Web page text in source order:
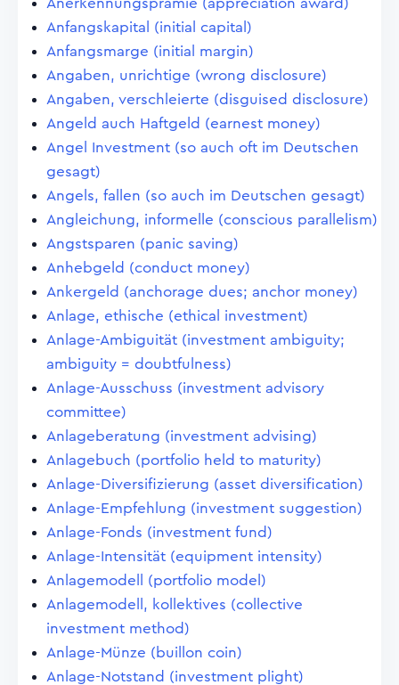
Anerkennungsprämie (appreciation award)
Anfangskapital (initial capital)
Anfangsmarge (initial margin)
Angaben, unrichtige (wrong disclosure)
Angaben, verschleierte (disguised disclosure)
Angeld auch Haftgeld (earnest money)
Angel Investment (so auch oft im Deutschen
gesagt)
Angels, fallen (so auch im Deutschen gesagt)
Angleichung, informelle (conscious parallelism)
Angstsparen (panic saving)
Anhebgeld (conduct money)
Ankergeld (anchorage dues; anchor money)
Anlage, ethische (ethical investment)
Anlage-Ambiguität (investment ambiguity;
ambiguity = doubtfulness)
Anlage-Ausschuss (investment advisory
committee)
Anlageberatung (investment advising)
Anlagebuch (portfolio held to maturity)
Anlage-Diversifizierung (asset diversification)
Anlage-Empfehlung (investment suggestion)
Anlage-Fonds (investment fund)
Anlage-Intensität (equipment intensity)
Anlagemodell (portfolio model)
Anlagemodell, kollektives (collective
investment method)
Anlage-Münze (buillon coin)
Anlage-Notstand (investment plight)